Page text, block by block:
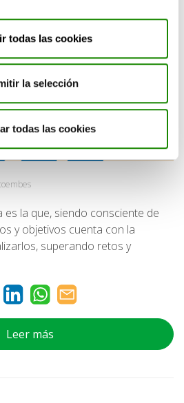
todas las cookies
la selección
todas las cookies
la que, siendo consciente de
y objetivos cuenta con la
superando retos y
Leer más